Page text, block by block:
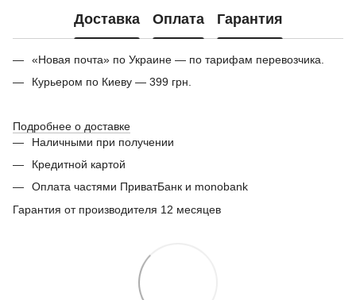
Доставка Оплата Гарантия
«Новая почта» по Украине — по тарифам перевозчика.
Курьером по Киеву — 399 грн.
Подробнее о доставке
Наличными при получении
Кредитной картой
Оплата частями ПриватБанк и monobank
Гарантия от производителя 12 месяцев